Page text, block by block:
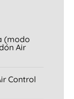
(modo
Air
Control